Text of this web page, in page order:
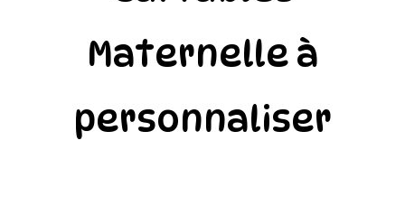
Maternelle à
personnaliser